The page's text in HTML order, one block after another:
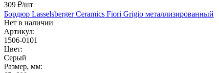
309 ₽/шт
Бордюр Lasselsberger Ceramics Fiori Grigio металлизированный
Нет в наличии
Артикул:
1506-0101
Цвет:
Серый
Размер, мм: